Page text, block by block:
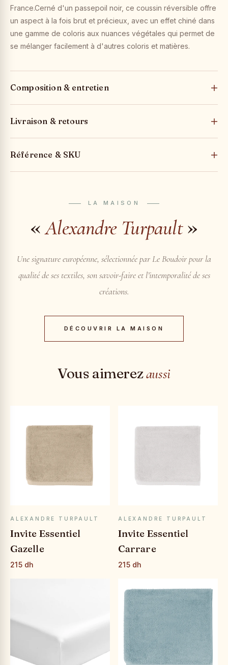
France.Cerné d'un passepoil noir, ce coussin réversible offre
un aspect à la fois brut et précieux, avec un effet chiné dans
une gamme de coloris aux nuances végétales qui permet de
se mélanger facilement à d'autres coloris et matières.
Composition & entretien
Livraison & retours
Référence & SKU
LA MAISON
«Alexandre Turpault»
Une signature européenne, sélectionnée par Le Boudoir pour la
qualité de ses textiles, son savoir-faire et l’intemporalité de ses
créations.
DÉCOUVRIR LA MAISON
Vous aimerezaussi
APERÇU RAPIDE
ALEXANDRE TURPAULT
Invite Essentiel
Gazelle
215 dh
APERÇU RAPIDE
ALEXANDRE TURPAULT
Invite Essentiel
Carrare
215 dh